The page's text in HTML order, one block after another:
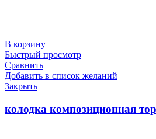
В корзину
Быстрый просмотр
Сравнить
Добавить в список желаний
Закрыть
колодка композиционная
₽